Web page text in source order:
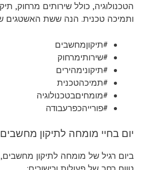
הטכנולוגיה, כולל שירותים מרחוק,
ותמיכה טכנית. הנה ששת האשטגים
#תיקוןמחשבים
#שירותימרחוק
#תיקונימהירים
#תמיכהטכנית
#מומחיםבטכנולוגיה
#פורייהכפרעבודה
יום בחיי מומחה לתיקון מחשבים
ביום רגיל של מומחה לתיקון